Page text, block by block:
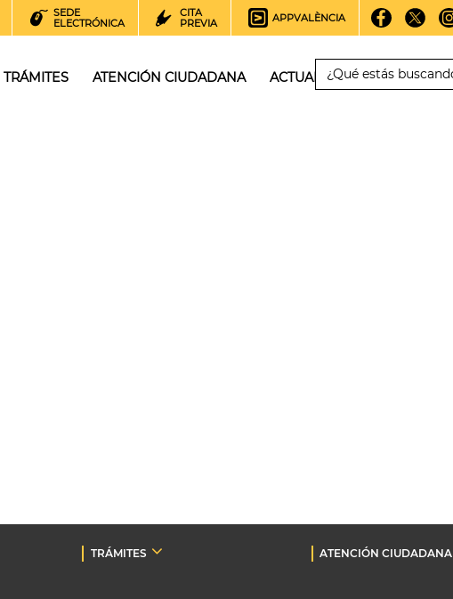
SEDE
ELECTRÓNICA
CITA
PREVIA
APPVALÈNCIA
TRÁMITES ATENCIÓN CIUDADANA ACTUALIDAD
TRÁMITES
ATENCIÓN CIUDADANA